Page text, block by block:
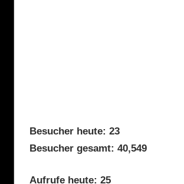
Besucher heute: 23
Besucher gesamt: 40,549
Aufrufe heute: 25